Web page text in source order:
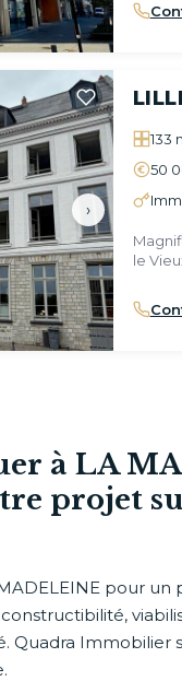
›
133
50
le
à LA
projet
pour
Quadra Immobilier